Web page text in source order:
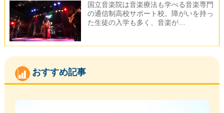
国立音楽院は音楽療法も学べる音楽専門
の通信制高校サポート校。障がいを持っ
た生徒の入学も多く、音楽が…
おすすめ記事